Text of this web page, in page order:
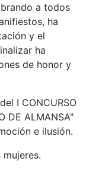
a todos
ha
y el
ha
de honor y
I CONCURSO
DE ALMANSA"
e ilusión.